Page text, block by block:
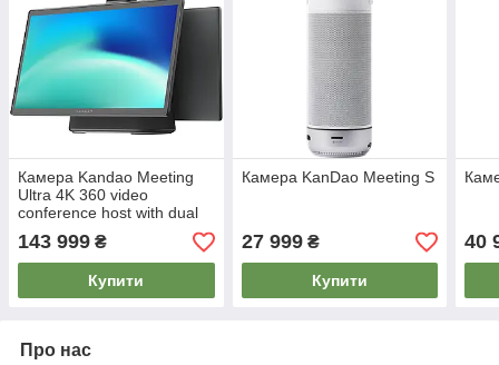
Камера Kandao Meeting
Ultra 4K 360 video
conference host with dual
screen (MT1001)
143 999 ₴
Купити
Камера KanDao Meeting S
27 999₴
Купити
40
Про нас